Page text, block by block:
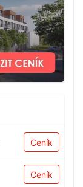
Ceník
Ceník